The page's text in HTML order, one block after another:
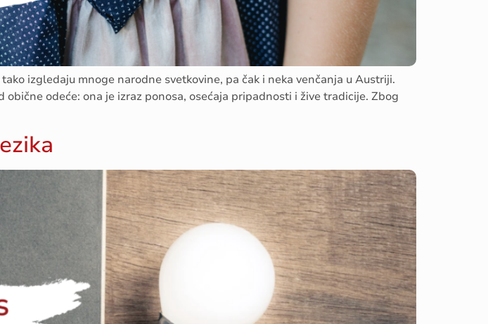
izgledaju mnoge narodne svetkovine, pa čak i neka venčanja u Austriji.
odeće: ona je izraz ponosa, osećaja pripadnosti i žive tradicije. Zbog